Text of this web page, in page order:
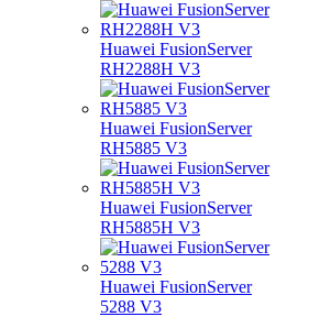
Huawei FusionServer
RH2288H V3
Huawei FusionServer
RH5885 V3
Huawei FusionServer
RH5885H V3
Huawei FusionServer
5288 V3